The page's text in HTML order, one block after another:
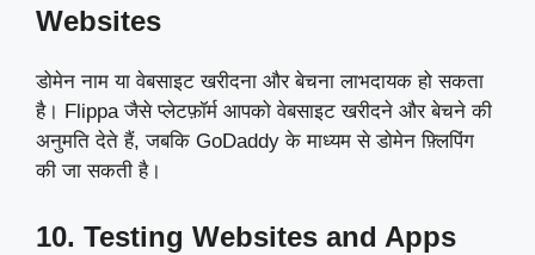
Websites
डोमेन नाम या वेबसाइट खरीदना और बेचना लाभदायक हो सकता
है। Flippa जैसे प्लेटफ़ॉर्म आपको वेबसाइट खरीदने और बेचने की
अनुमति देते हैं, जबकि GoDaddy के माध्यम से डोमेन फ़्लिपिंग
की जा सकती है।
10. Testing Websites and Apps